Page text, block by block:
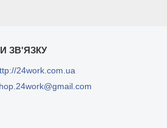
24work.com.ua